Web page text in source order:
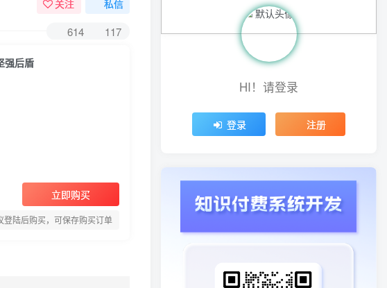
关注 私信
614 117
强后盾
立即购买
登陆后购买，可保存购买订单
HI！请登录
登录 注册